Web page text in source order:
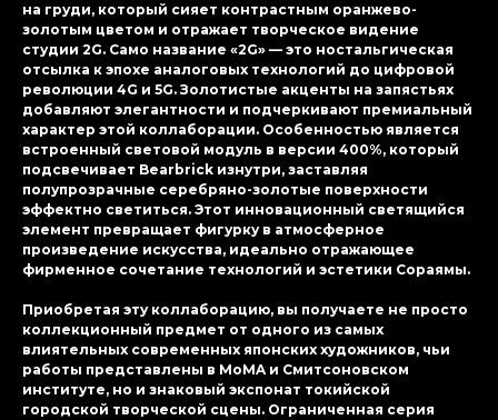
на груди, который сияет контрастным оранжево-
золотым цветом и отражает творческое видение
студии 2G. Само название «2G» — это ностальгическая
отсылка к эпохе аналоговых технологий до цифровой
революции 4G и 5G. Золотистые акценты на запястьях
добавляют элегантности и подчеркивают премиальный
характер этой коллаборации. Особенностью является
встроенный световой модуль в версии 400%, который
подсвечивает Bearbrick изнутри, заставляя
полупрозрачные серебряно-золотые поверхности
эффектно светиться. Этот инновационный светящийся
элемент превращает фигурку в атмосферное
произведение искусства, идеально отражающее
фирменное сочетание технологий и эстетики Сораямы.
Приобретая эту коллаборацию, вы получаете не просто
коллекционный предмет от одного из самых
влиятельных современных японских художников, чьи
работы представлены в MoMA и Смитсоновском
институте, но и знаковый экспонат токийской
городской творческой сцены. Ограниченная серия